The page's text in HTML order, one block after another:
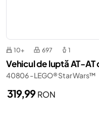
10+ 697 1
Vehicul de luptă AT-
40806 - LEGO® Star Wars™
319,99RON